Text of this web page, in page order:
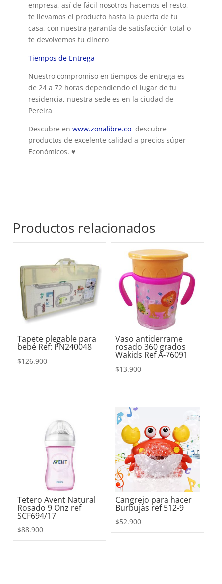
empresa, así de fácil nosotros hacemos el resto,
te llevamos el producto hasta la puerta de tu
casa, con nuestra garantía de satisfacción total o
te devolvemos tu dinero
Tiempos de Entrega
Nuestro compromiso en tiempos de entrega es
de 24 a 72 horas dependiendo el lugar de tu
residencia, nuestra sede es en la ciudad de
Pereira
Descubre en www.zonalibre.co descubre
productos de excelente calidad a precios súper
Económicos. ♥
Productos relacionados
Tapete plegable para
bebé Ref: PN240048
$126.900
Vaso antiderrame
rosado 360 grados
Wakids Ref A-76091
$13.900
Tetero Avent Natural
Rosado 9 Onz ref
SCF694/17
$88.900
Cangrejo para hacer
Burbujas ref 512-9
$52.900